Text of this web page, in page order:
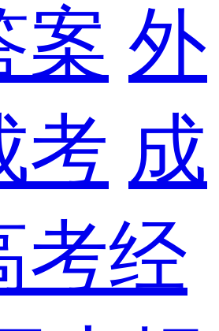
案 外
考 成
考经